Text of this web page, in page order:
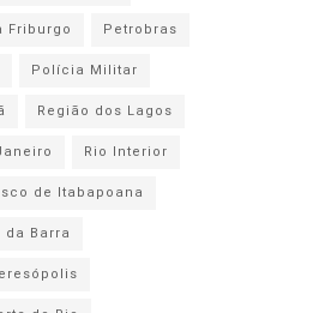
Friburgo
Petrobras
Polícia Militar
Região dos Lagos
Rio Interior
de Itabapoana
da Barra